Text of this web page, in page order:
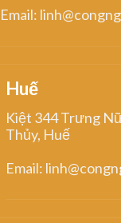
Email:
Huế
Kiệt 344 Trưng
Thủy, Huế
Email: